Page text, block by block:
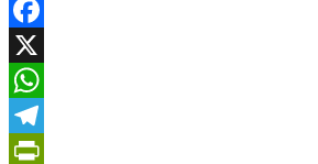
Facebook
X
WhatsApp
Telegram